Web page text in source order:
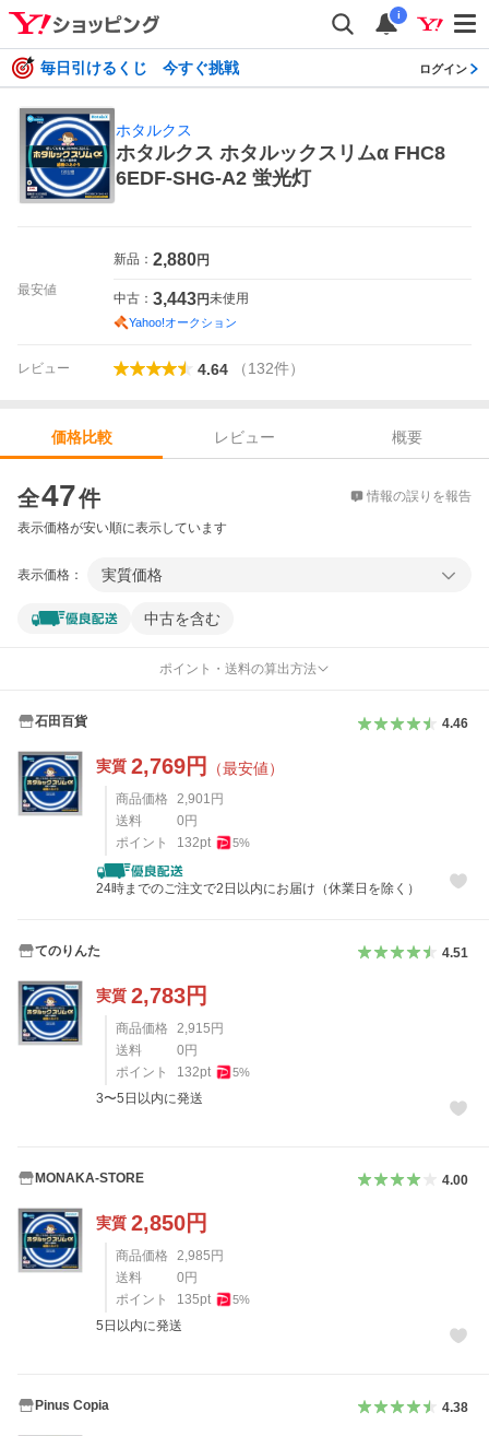
i
毎日引けるくじ 今すぐ挑戦 ログイン
ホタルクス
ホタルクス ホタルックスリムα FHC8
6EDF-SHG-A2 蛍光灯
最安値
新品： 2,880円
中古： 3,443円未使用
Yahoo!オークション
レビュー 4.64 （132件）
価格比較 レビュー
概要
全47件 情報の誤りを報告
表示価格が安い順に表示しています
表示価格： 実質価格
中古を含む
ポイント・送料の算出方法
石田百貨 4.46
実質 2,769円 （最安値）
商品価格 2,901 円
送料
0 円
ポイント
132pt 5%
24時までのご注文で2日以内にお届け（休業日を除く）
てのりんた 4.51
実質 2,783円
商品価格 2,915円
送料
0円
ポイント
132pt 5%
3〜5日以内に発送
MONAKA-STORE 4.00
実質 2,850円
商品価格 2,985円
送料
0円
ポイント
135pt 5%
5日以内に発送
Pinus Copia 4.38